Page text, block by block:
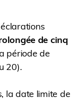
de cinq
période de
20).
la date limite de